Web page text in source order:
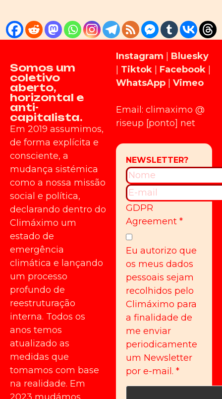
Somos um
coletivo
aberto,
horizontal e
anti-
capitalista.
Em 2019 assumimos,
de forma explícita e
consciente, a
mudança sistémica
como a nossa missão
social e política,
declarando dentro do
Climáximo um
estado de
emergência
climática e lançando
um processo
profundo de
reestruturação
interna. Todos os
anos temos
atualizado as
medidas que
tomamos com base
na realidade. Em
Instagram
Bluesky
Tiktok Facebook
WhatsApp
Vimeo
Email: climaximo @
riseup [ponto] net
GDPR
Agreement *
Eu autorizo que
os meus dados
pessoais sejam
recolhidos pelo
Climáximo para
a finalidade de
me enviar
periodicamente
um Newsletter
por e-mail. *